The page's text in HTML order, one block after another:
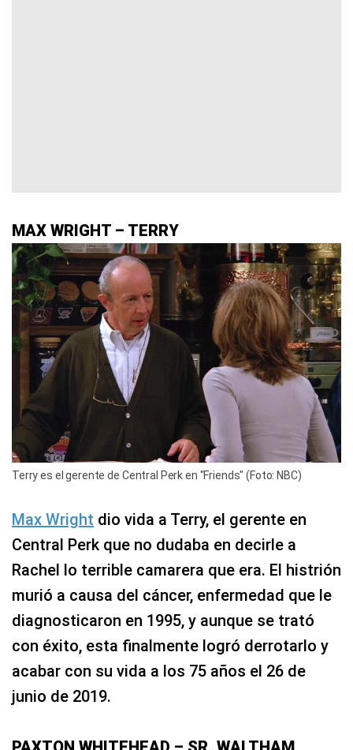
MAX WRIGHT – TERRY
Terry es el gerente de Central Perk en "Friends" (Foto: NBC)
Max Wright dio vida a Terry, el gerente en
Central Perk que no dudaba en decirle a
Rachel lo terrible camarera que era. El histrión
murió a causa del cáncer, enfermedad que le
diagnosticaron en 1995, y aunque se trató
con éxito, esta finalmente logró derrotarlo y
acabar con su vida a los 75 años el 26 de
junio de 2019.